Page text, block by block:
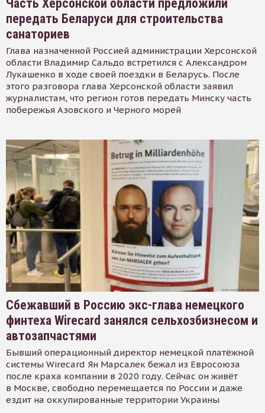
Часть Херсонской области предложили
передать Беларуси для строительства
санаториев
Глава назначенной Россией администрации Херсонской
области Владимир Сальдо встретился с Александром
Лукашенко в ходе своей поездки в Беларусь. После
этого разговора глава Херсонской области заявил
журналистам, что регион готов передать Минску часть
побережья Азовского и Черного морей
Сбежавший в Россию экс-глава немецкого
финтеха Wirecard занялся сельхозбизнесом и
автозапчастями
Бывший операционный директор немецкой платёжной
системы Wirecard Ян Марсалек бежал из Евросоюза
после краха компании в 2020 году. Сейчас он живёт
в Москве, свободно перемещается по России и даже
ездит на оккупированные территории Украины